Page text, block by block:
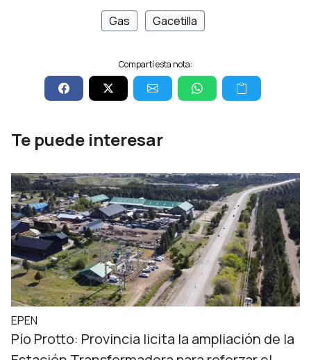
Gas Gacetilla
Compartí esta nota:
Te puede interesar
EPEN
Pío Protto: Provincia licita la ampliación de la